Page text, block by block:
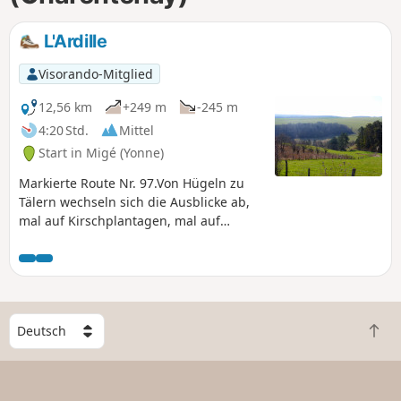
L'Ardille
Visorando-Mitglied
12,56 km
+249 m
-245 m
4:20 Std.
Mittel
Start in Migé (Yonne)
Markierte Route Nr. 97.Von Hügeln zu
Tälern wechseln sich die Ausblicke ab,
mal auf Kirschplantagen, mal auf
Yonne. Im Frühling und Herbst bieten
sich wunderschöne Farbnuancen.
W
ä
h
Z
u